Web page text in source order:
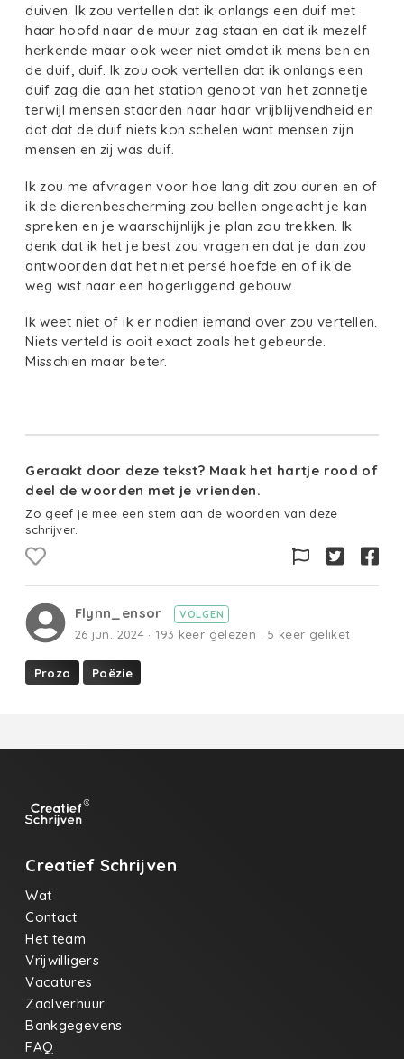
duiven. Ik zou vertellen dat ik onlangs een duif met
haar hoofd naar de muur zag staan en dat ik mezelf
herkende maar ook weer niet omdat ik mens ben en
de duif, duif. Ik zou ook vertellen dat ik onlangs een
duif zag die aan het station genoot van het zonnetje
terwijl mensen staarden naar haar vrijblijvendheid en
dat dat de duif niets kon schelen want mensen zijn
mensen en zij was duif.
Ik zou me afvragen voor hoe lang dit zou duren en of
ik de dierenbescherming zou bellen ongeacht je kan
spreken en je waarschijnlijk je plan zou trekken. Ik
denk dat ik het je best zou vragen en dat je dan zou
antwoorden dat het niet persé hoefde en of ik de
weg wist naar een hogerliggend gebouw.
Ik weet niet of ik er nadien iemand over zou vertellen.
Niets verteld is ooit exact zoals het gebeurde.
Misschien maar beter.
Geraakt door deze tekst? Maak het hartje rood of
deel de woorden met je vrienden.
Zo geef je mee een stem aan de woorden van deze
schrijver.
Flynn_ensor VOLGEN
26 jun. 2024 · 193 keer gelezen · 5 keer geliket
Proza Poëzie
Creatief Schrijven
Wat
Contact
Het team
Vrijwilligers
Vacatures
Zaalverhuur
Bankgegevens
FAQ